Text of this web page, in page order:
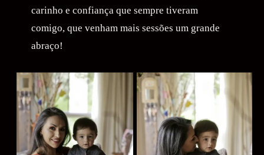
carinho e confiança que sempre tiveram
comigo, que venham mais sessões um grande
abraço!